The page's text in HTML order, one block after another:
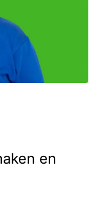
en